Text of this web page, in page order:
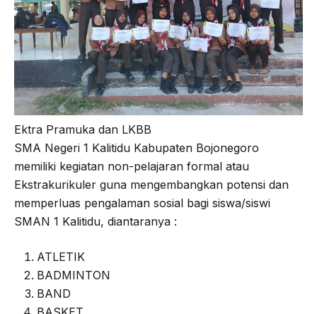
Ektra Pramuka dan LKBB
SMA Negeri 1 Kalitidu Kabupaten Bojonegoro
memiliki kegiatan non-pelajaran formal atau
Ekstrakurikuler guna mengembangkan potensi dan
memperluas pengalaman sosial bagi siswa/siswi
SMAN 1 Kalitidu, diantaranya :
ATLETIK
BADMINTON
BAND